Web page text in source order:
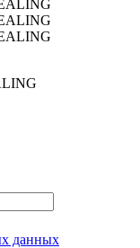
данных